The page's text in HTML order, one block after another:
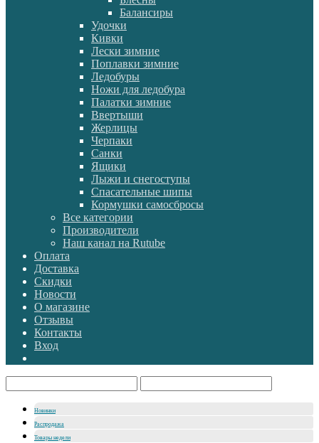
Балансиры
Удочки
Кивки
Лески зимние
Поплавки зимние
Ледобуры
Ножи для ледобура
Палатки зимние
Ввертыши
Жерлицы
Черпаки
Санки
Ящики
Лыжи и снегоступы
Спасательные шипы
Кормушки самосбросы
Все категории
Производители
Наш канал на Rutube
Оплата
Доставка
Скидки
Новости
О магазине
Отзывы
Контакты
Вход
Новинки
Распродажа
Товары недели